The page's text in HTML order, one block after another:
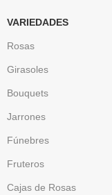
VARIEDADES
Rosas
Girasoles
Bouquets
Jarrones
Fúnebres
Fruteros
Cajas de Rosas